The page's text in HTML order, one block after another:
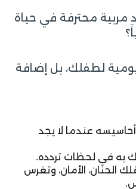
مربية محترفة في حياة
لطفلك، بل إضافة
عندما لا يجد
به في لحظات تردده.
الحنان، الأمان، وتغرس